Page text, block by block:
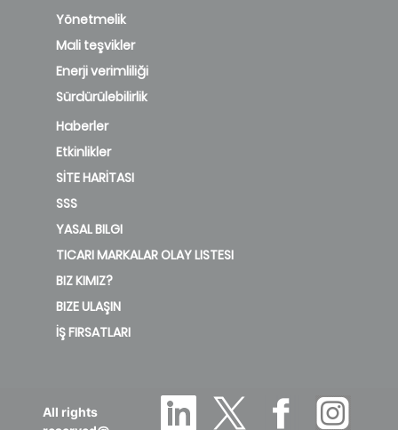
Yönetmelik
Mali teşvikler
Enerji verimliliği
Sürdürülebilirlik
Haberler
Etkinlikler
SİTE HARİTASI
SSS
YASAL BILGI
TICARI MARKALAR OLAY LISTESI
BIZ KIMIZ?
BIZE ULAŞIN
İŞ FIRSATLARI
All rights